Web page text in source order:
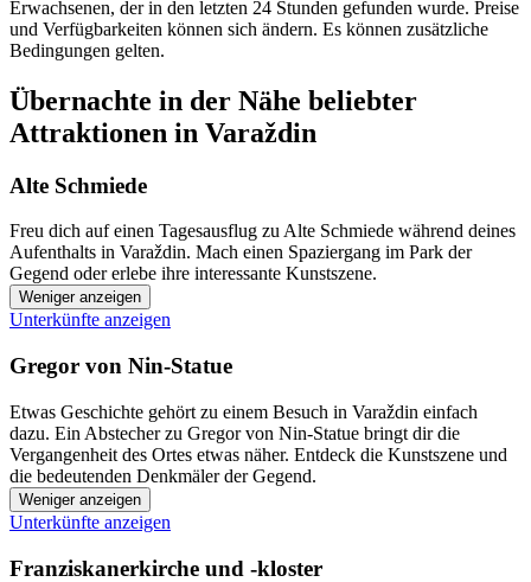
Erwachsenen, der in den letzten 24 Stunden gefunden wurde. Preise
und Verfügbarkeiten können sich ändern. Es können zusätzliche
Bedingungen gelten.
Übernachte in der Nähe beliebter
Attraktionen in Varaždin
Alte Schmiede
Freu dich auf einen Tagesausflug zu Alte Schmiede während deines
Aufenthalts in Varaždin. Mach einen Spaziergang im Park der
Gegend oder erlebe ihre interessante Kunstszene.
Weniger anzeigen
Unterkünfte anzeigen
Gregor von Nin-Statue
Etwas Geschichte gehört zu einem Besuch in Varaždin einfach
dazu. Ein Abstecher zu Gregor von Nin-Statue bringt dir die
Vergangenheit des Ortes etwas näher. Entdeck die Kunstszene und
die bedeutenden Denkmäler der Gegend.
Weniger anzeigen
Unterkünfte anzeigen
Franziskanerkirche und -kloster